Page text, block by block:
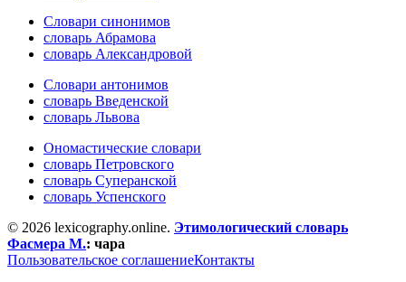
Словари синонимов
словарь Абрамова
словарь Александровой
Словари антонимов
словарь Введенской
словарь Львова
Ономастические словари
словарь Петровского
словарь Суперанской
словарь Успенского
© 2026 lexicography.online. Этимологический словарь
Фасмера М.: чара
Пользовательское соглашениеКонтакты